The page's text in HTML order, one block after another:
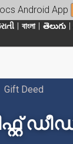
Android App
বাংলা తెలుగు
Gift Deed